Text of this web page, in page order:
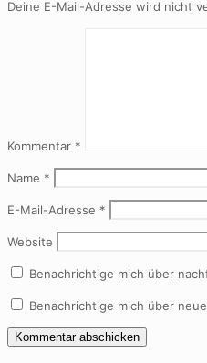
Deine E-Mail-Adresse wird nicht
Kommentar *
Name *
E-Mail-Adresse *
Website
Benachrichtige mich über
Benachrichtige mich über